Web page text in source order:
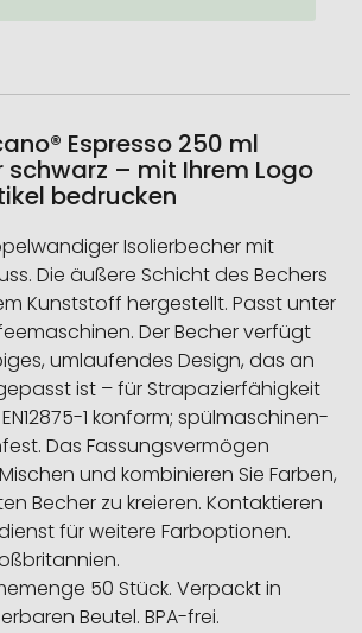
Espresso 250 ml
schwarz – mit Ihrem Logo
bedrucken
Isolierbecher mit
Die äußere Schicht des Bechers
Kunststoff hergestellt. Passt unter
Der Becher verfügt
umlaufendes Design, das an
ist – für Strapazierfähigkeit
1 konform; spülmaschinen-
Das Fassungsvermögen
und kombinieren Sie Farben,
Becher zu kreieren. Kontaktieren
für weitere Farboptionen.
50 Stück. Verpackt in
Beutel. BPA-frei.